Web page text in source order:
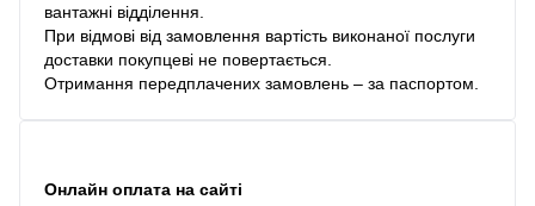
вантажні відділення.
При відмові від замовлення вартість виконаної послуги
доставки покупцеві не повертається.
Отримання передплачених замовлень – за паспортом.
Онлайн оплата на сайті